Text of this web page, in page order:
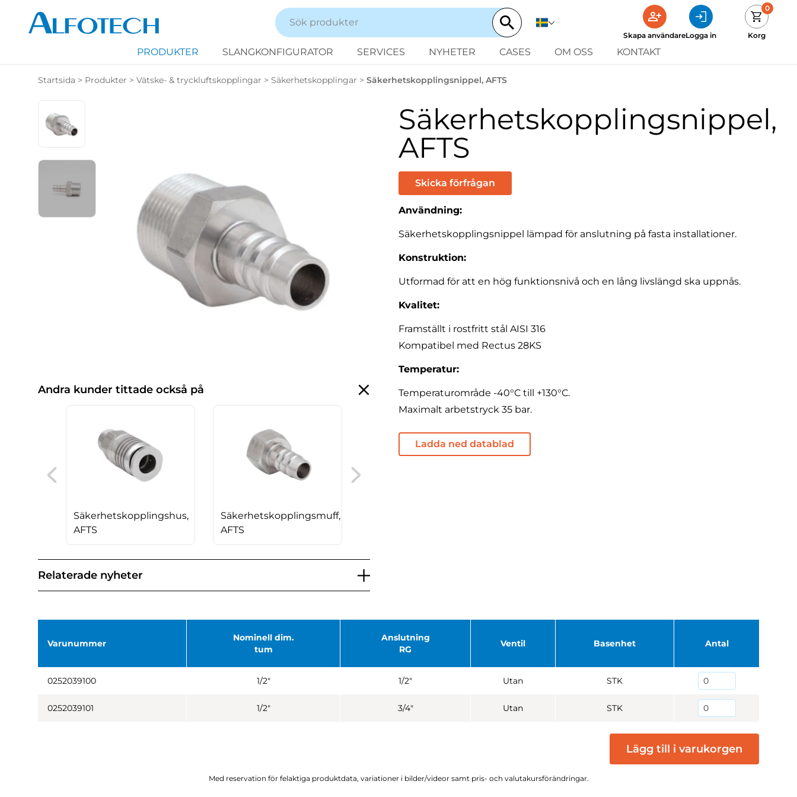
Skapa användareLogga in
0
Korg
PRODUKTER SLANGKONFIGURATOR SERVICES NYHETER CASES OM OSS KONTAKT
Startsida > Produkter > Vätske- & tryckluftskopplingar > Säkerhetskopplingar > Säkerhetskopplingsnippel, AFTS
Andra kunder tittade också på
Säkerhetskopplingshus,
AFTS
Säkerhetskopplingsmuff,
AFTS
Cejn kopplingshus, 441
Relaterade nyheter
Säkerhetskopplingsnippel,
AFTS
Skicka förfrågan
Användning:
Säkerhetskopplingsnippel lämpad för anslutning på fasta installationer.
Konstruktion:
Utformad för att en hög funktionsnivå och en lång livslängd ska uppnås.
Kvalitet:
Framställt i rostfritt stål AISI 316
Kompatibel med Rectus 28KS
Temperatur:
Temperaturområde -40°C till +130°C.
Maximalt arbetstryck 35 bar.
Ladda ned datablad
Varunummer
Nominell dim.
tum
Anslutning
RG
Ventil Basenhet Antal
0252039100 1/2" 1/2" Utan STK
0252039101 1/2" 3/4" Utan STK
Lägg till i varukorgen
Med reservation för felaktiga produktdata, variationer i bilder/videor samt pris- och valutakursförändringar.